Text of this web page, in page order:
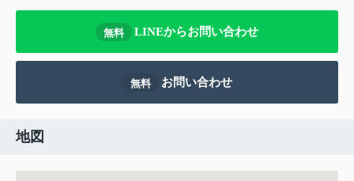
無料 LINEからお問い合わせ
無料 お問い合わせ
地図